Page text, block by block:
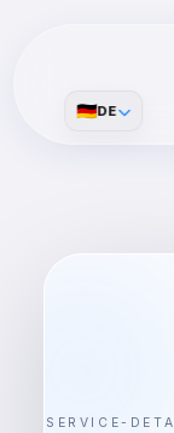
🇩🇪DE
SERVICE-